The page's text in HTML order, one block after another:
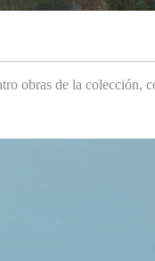
obras de la colección,